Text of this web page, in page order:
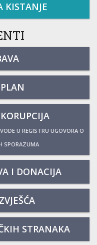
KISTANJE
U REGISTRU UGOVORA O
SPORAZUMA
I DONACIJA
STRANAKA